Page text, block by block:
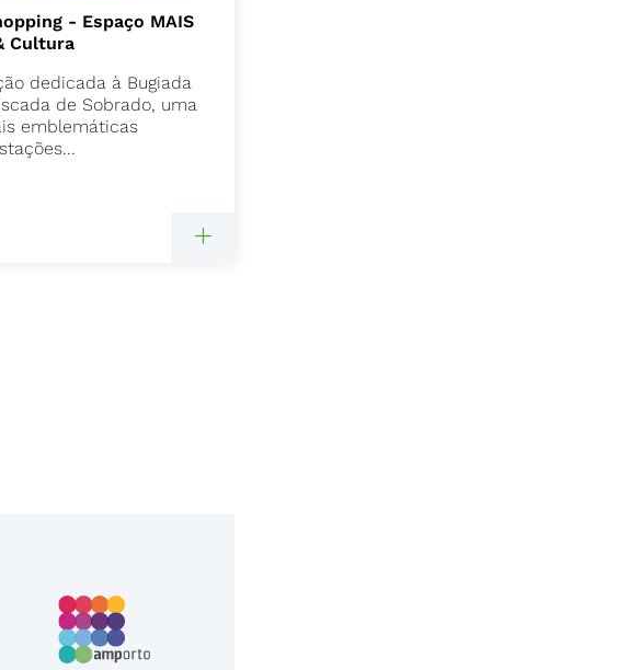
- Espaço MAIS
Cultura
dedicada à Bugiada
de Sobrado, uma
emblemáticas